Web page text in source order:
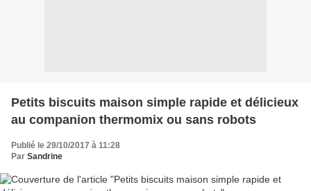
Petits biscuits maison simple rapide et délicieux
au companion thermomix ou sans robots
Publié le 29/10/2017 à 11:28
Par Sandrine